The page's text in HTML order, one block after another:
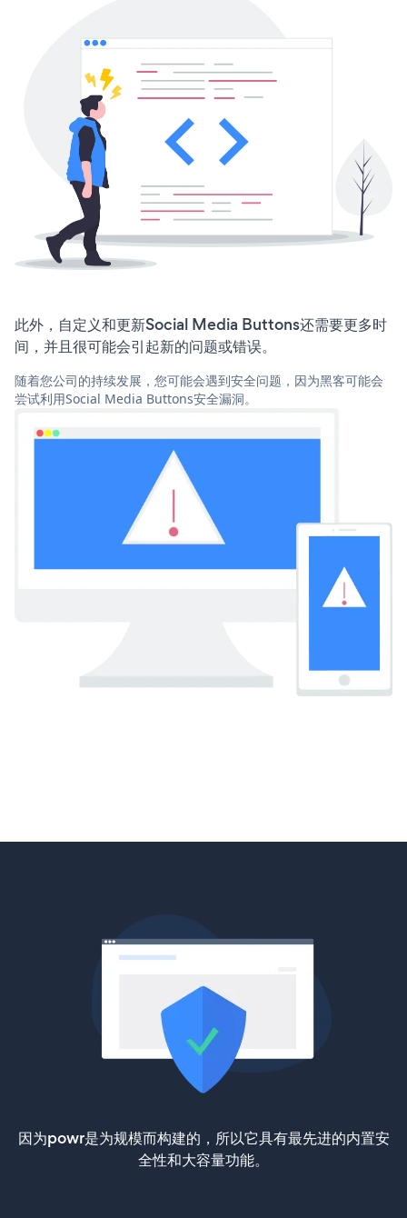
此外，自定义和更新Social Media Buttons还需要更多时
间，并且很可能会引起新的问题或错误。
随着您公司的持续发展，您可能会遇到安全问题，因为黑客可能会
尝试利用Social Media Buttons安全漏洞。
因为powr是为规模而构建的，所以它具有最先进的内置安
全性和大容量功能。